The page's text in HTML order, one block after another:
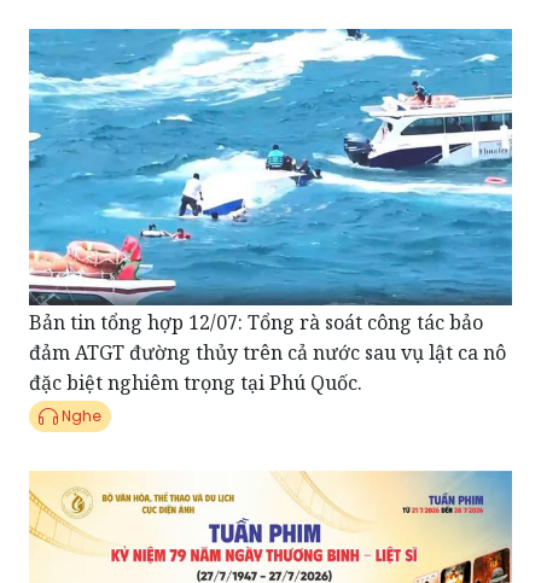
Bản tin tổng hợp 12/07: Tổng rà soát công tác bảo
đảm ATGT đường thủy trên cả nước sau vụ lật ca nô
đặc biệt nghiêm trọng tại Phú Quốc.
Nghe